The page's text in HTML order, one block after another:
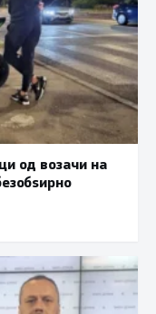
од возачи на